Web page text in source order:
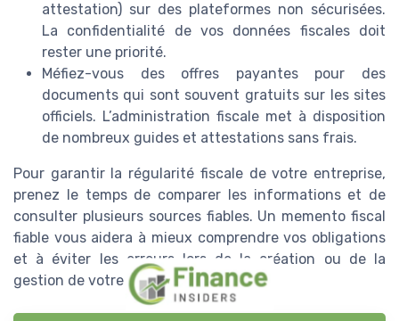
attestation) sur des plateformes non sécurisées.
La confidentialité de vos données fiscales doit
rester une priorité.
Méfiez-vous des offres payantes pour des
documents qui sont souvent gratuits sur les sites
officiels. L’administration fiscale met à disposition
de nombreux guides et attestations sans frais.
Pour garantir la régularité fiscale de votre entreprise,
prenez le temps de comparer les informations et de
consulter plusieurs sources fiables. Un memento fiscal
fiable vous aidera à mieux comprendre vos obligations
et à éviter les erreurs lors de la création ou de la
gestion de votre activité.